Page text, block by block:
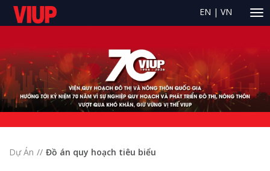
EN | VN
Dự Án Đồ án quy hoạch tiêu biểu